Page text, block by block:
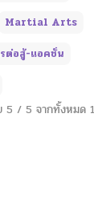
Martial Arts
ต่อสู้-แอคชั่น
5 / 5 จากทั้งหมด 1